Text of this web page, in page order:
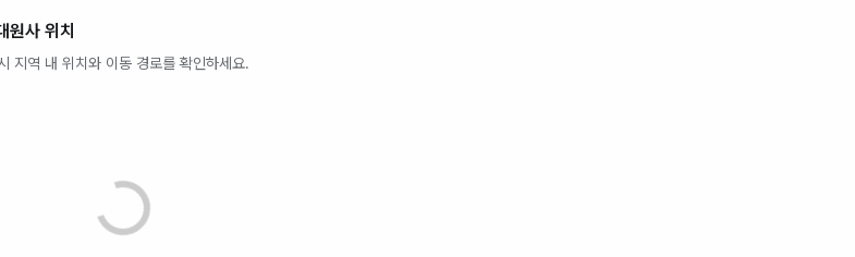
원사 위치
지역 내 위치와 이동 경로를 확인하세요.